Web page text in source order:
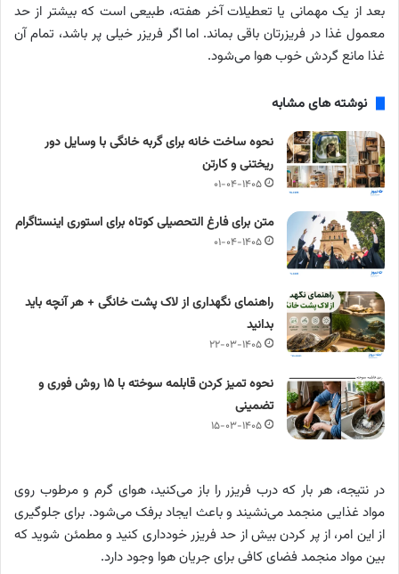
بعد از یک مهمانی یا تعطیلات آخر هفته، طبیعی است که بیشتر از حد
معمول غذا در فریزرتان باقی بماند. اما اگر فریزر خیلی پر باشد، تمام آن
غذا مانع گردش خوب هوا می‌شود.
نوشته های مشابه
نحوه ساخت خانه برای گربه خانگی با وسایل دور
ریختنی و کارتن
۰۱-۰۴-۱۴۰۵
متن برای فارغ التحصیلی کوتاه برای استوری اینستاگرام
۰۱-۰۴-۱۴۰۵
راهنمای نگهداری از لاک پشت خانگی + هر آنچه باید
بدانید
۲۲-۰۳-۱۴۰۵
نحوه تمیز کردن قابلمه سوخته با ۱۵ روش فوری و
تضمینی
۱۵-۰۳-۱۴۰۵
در نتیجه، هر بار که درب فریزر را باز می‌کنید، هوای گرم و مرطوب روی
مواد غذایی منجمد می‌نشیند و باعث ایجاد برفک می‌شود. برای جلوگیری
از این امر، از پر کردن بیش از حد فریزر خودداری کنید و مطمئن شوید که
بین مواد منجمد فضای کافی برای جریان هوا وجود دارد.